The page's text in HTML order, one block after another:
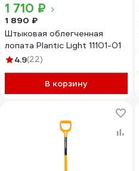
1 710 ₽
1 890 ₽
Штыковая облегченная
лопата Plantic Light 11101-01
4.9(22)
В корзину